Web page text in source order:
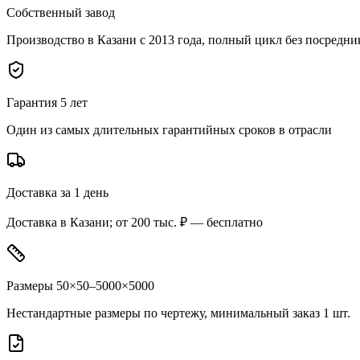
Собственный завод
Производство в Казани с 2013 года, полный цикл без
Гарантия 5 лет
Один из самых длительных гарантийных сроков в отрасли
Доставка за 1 день
Доставка в Казани; от 200 тыс. ₽ — бесплатно
Размеры 50×50–5000×5000
Нестандартные размеры по чертежу, минимальный заказ 1 шт.